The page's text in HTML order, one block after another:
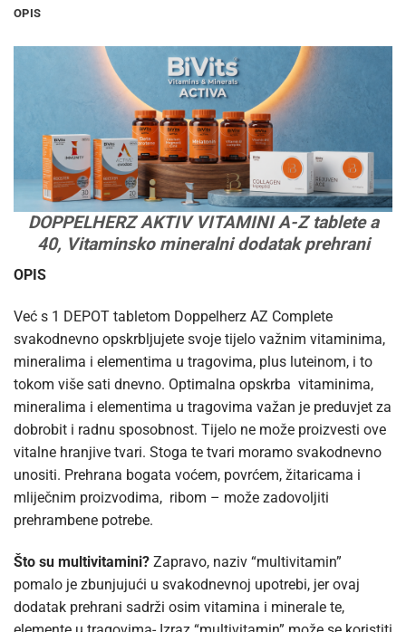
OPIS
DOPPELHERZ AKTIV VITAMINI A-Z tablete a
40, Vitaminsko mineralni dodatak prehrani
OPIS
Već s 1 DEPOT tabletom Doppelherz AZ Complete
svakodnevno opskrbljujete svoje tijelo važnim vitaminima,
mineralima i elementima u tragovima, plus luteinom, i to
tokom više sati dnevno. Optimalna opskrba vitaminima,
mineralima i elementima u tragovima važan je preduvjet za
dobrobit i radnu sposobnost. Tijelo ne može proizvesti ove
vitalne hranjive tvari. Stoga te tvari moramo svakodnevno
unositi. Prehrana bogata voćem, povrćem, žitaricama i
mliječnim proizvodima, ribom – može zadovoljiti
prehrambene potrebe.
Što su multivitamini? Zapravo, naziv “multivitamin”
pomalo je zbunjujući u svakodnevnoj upotrebi, jer ovaj
dodatak prehrani sadrži osim vitamina i minerale te,